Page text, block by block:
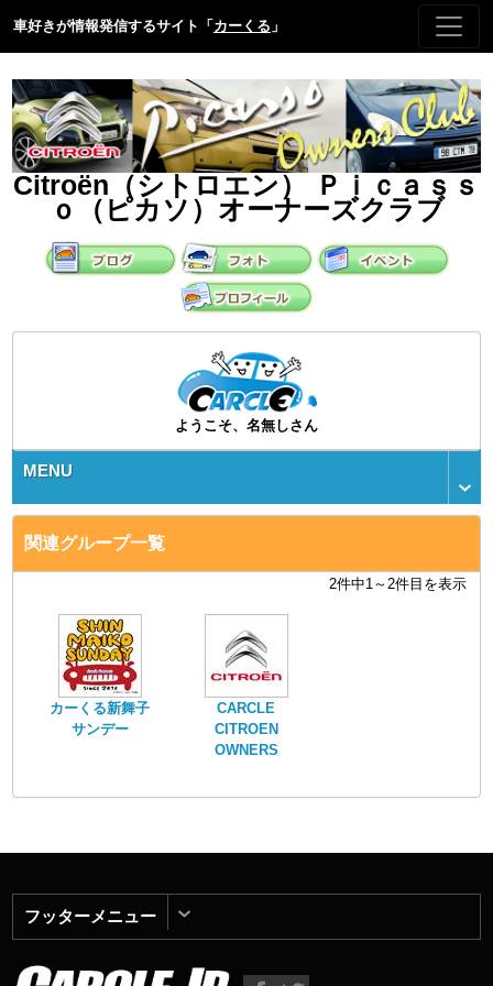
車好きが情報発信するサイト「 カーくる 」
Citroën（シトロエン） Ｐｉｃａｓｓ
ｏ（ピカソ）オーナーズクラブ
ようこそ、名無しさん
MENU
関連グループ一覧
2件中1～2件目を表示
カーくる新舞子
サンデー
CARCLE
CITROEN
OWNERS
フッターメニュー